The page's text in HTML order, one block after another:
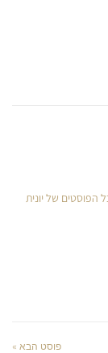
הפוסטים של יונית
פוסט הבא »